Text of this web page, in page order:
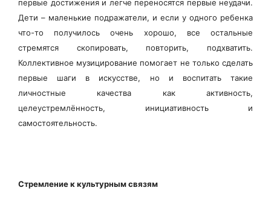
первые достижения и легче переносятся первые неудачи.
Дети – маленькие подражатели, и если у одного ребенка
что-то получилось очень хорошо, все остальные
стремятся скопировать, повторить, подхватить.
Коллективное музицирование помогает не только сделать
первые шаги в искусстве, но и воспитать такие
личностные качества как активность,
целеустремлённость, инициативность и
самостоятельность.
Стремление к культурным связям